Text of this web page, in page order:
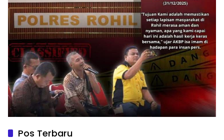
Pos Terbaru